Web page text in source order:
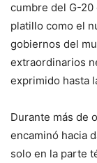
cumbre del G-20
platillo como el
gobiernos del
extraordinarios
exprimido hasta
Durante más de
encaminó hacia
solo en la parte